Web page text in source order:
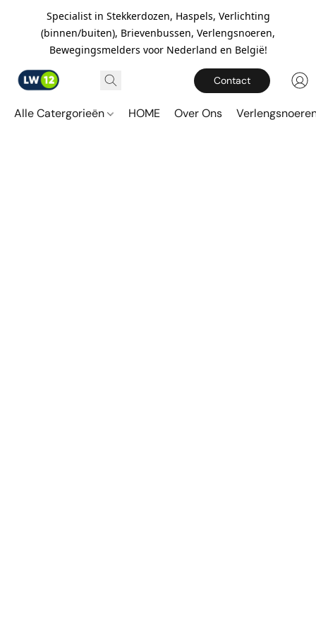
Specialist in Stekkerdozen, Haspels, Verlichting
(binnen/buiten), Brievenbussen, Verlengsnoeren,
Bewegingsmelders voor Nederland en België!
Contact
Alle Catergorieën HOME Over Ons